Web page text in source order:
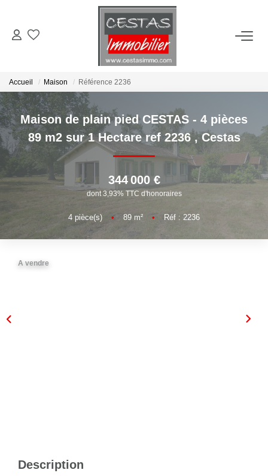
ACHETER
ESTIMER
NOTRE AGENCE
CONTACT
Accueil Maison Référence 2236
Maison de plain pied CESTAS - 4 pièces
89 m2 sur 1 Hectare ref 2236,Cestas
344 000 €
dont 3,93% TTC d'honoraires
4 pièce(s) • 89 m² • Réf : 2236
A vendre
Description